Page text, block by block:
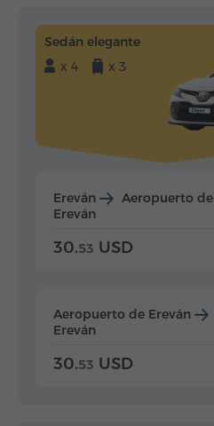
Sedán elegante
x 4
x 3
Ereván
Aeropuerto de
Ereván
30.53 USD
Aeropuerto de Ereván
Ereván
30.53 USD